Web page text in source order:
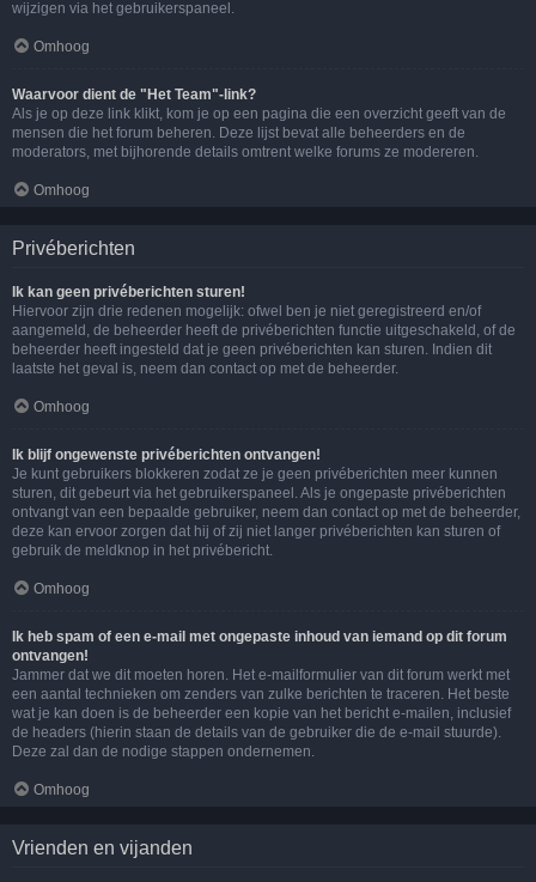
wijzigen via het gebruikerspaneel.
Omhoog
Waarvoor dient de "Het Team"-link?
Als je op deze link klikt, kom je op een pagina die een overzicht geeft van de
mensen die het forum beheren. Deze lijst bevat alle beheerders en de
moderators, met bijhorende details omtrent welke forums ze modereren.
Omhoog
Privéberichten
Ik kan geen privéberichten sturen!
Hiervoor zijn drie redenen mogelijk: ofwel ben je niet geregistreerd en/of
aangemeld, de beheerder heeft de privéberichten functie uitgeschakeld, of de
beheerder heeft ingesteld dat je geen privéberichten kan sturen. Indien dit
laatste het geval is, neem dan contact op met de beheerder.
Omhoog
Ik blijf ongewenste privéberichten ontvangen!
Je kunt gebruikers blokkeren zodat ze je geen privéberichten meer kunnen
sturen, dit gebeurt via het gebruikerspaneel. Als je ongepaste privéberichten
ontvangt van een bepaalde gebruiker, neem dan contact op met de beheerder,
deze kan ervoor zorgen dat hij of zij niet langer privéberichten kan sturen of
gebruik de meldknop in het privébericht.
Omhoog
Ik heb spam of een e-mail met ongepaste inhoud van iemand op dit forum
ontvangen!
Jammer dat we dit moeten horen. Het e-mailformulier van dit forum werkt met
een aantal technieken om zenders van zulke berichten te traceren. Het beste
wat je kan doen is de beheerder een kopie van het bericht e-mailen, inclusief
de headers (hierin staan de details van de gebruiker die de e-mail stuurde).
Deze zal dan de nodige stappen ondernemen.
Omhoog
Vrienden en vijanden